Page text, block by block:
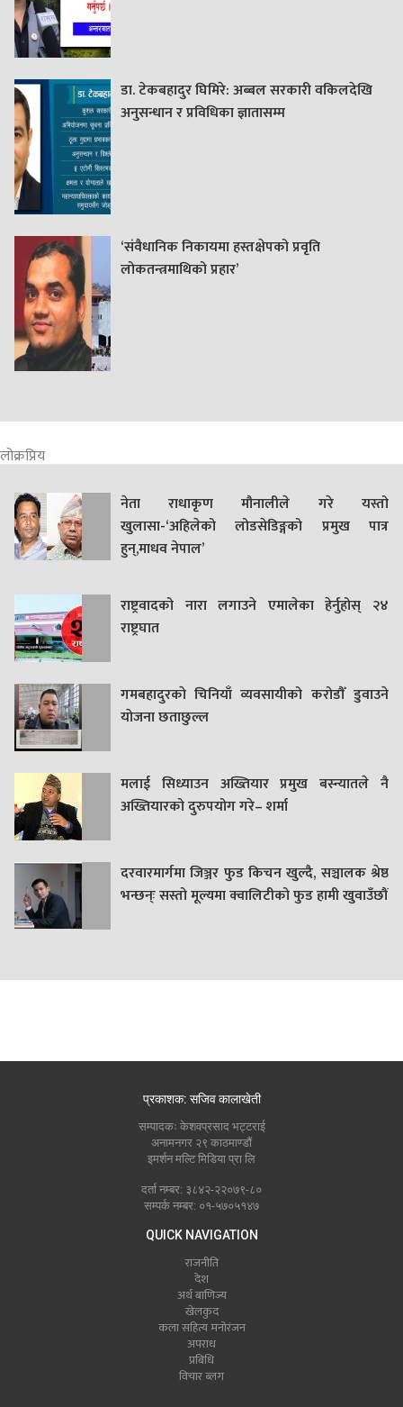
डा. टेकबहादुर घिमिरे: अब्बल सरकारी वकिलदेखि
अनुसन्धान र प्रविधिका ज्ञातासम्म
‘संवैधानिक निकायमा हस्तक्षेपको प्रवृति
लोकतन्त्रमाथिको प्रहार’
लोक्रप्रिय
नेता राधाकृण मौनालीले गरे यस्तो
खुलासा-‘अहिलेको लोडसेडिङ्गको प्रमुख पात्र
हुन्,माधव नेपाल’
राष्ट्रवादको नारा लगाउने एमालेका हेर्नुहोस् २४
राष्ट्रघात
गमबहादुरकाे चिनियाँ व्यवसायीको करोडौँ डुवाउने
याेजना छताछुल्ल
मलाई सिध्याउन अख्तियार प्रमुख बस्न्यातले नै
अख्तियारको दुरुपयोग गरे– शर्मा
दरवारमार्गमा जिञ्जर फुड किचन खुल्दै, सञ्चालक श्रेष्ठ
भन्छन्ः सस्तो मूल्यमा क्वालिटीको फुड हामी खुवाउँछौं
प्रकाशक: सजिव कालाखेती
सम्पादकः केशवप्रसाद भट्टराई
अनामनगर २९ काठमाण्डौं
इमर्शन मल्टि मिडिया प्रा लि
दर्ता नम्बर: ३८४२-२२०७९-८०
सम्पर्क नम्बर: ०१-५७०५१४७
QUICK NAVIGATION
राजनीति
देश
अर्थ बाणिज्य
खेलकुद
कला सहित्य मनोरंजन
अपराध
प्रबिधि
विचार ब्लग